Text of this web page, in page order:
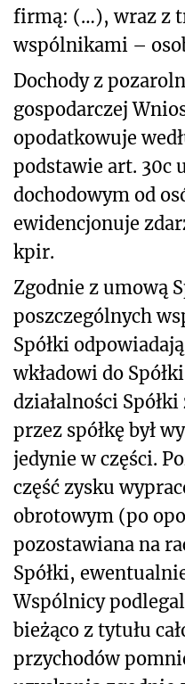
firmą: (…), wraz z
wspólnikami –
Dochody z
gospodarczej
opodatkowuje
podstawie art. 30c
dochodowym od
ewidencjonuje
kpir.
Zgodnie z umową
poszczególnych
Spółki
wkładowi do
działalności
przez spółkę był
jedynie w części.
część zysku
obrotowym (po
pozostawiana na
Spółki,
Wspólnicy
bieżąco z tytułu
przychodów